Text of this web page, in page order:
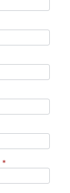
*